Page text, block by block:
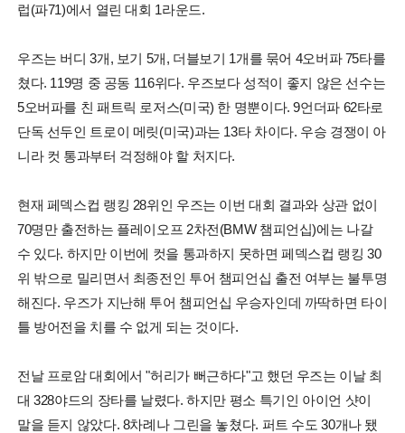
럽(파71)에서 열린 대회 1라운드.
우즈는 버디 3개, 보기 5개, 더블보기 1개를 묶어 4오버파 75타를
쳤다. 119명 중 공동 116위다. 우즈보다 성적이 좋지 않은 선수는
5오버파를 친 패트릭 로저스(미국) 한 명뿐이다. 9언더파 62타로
단독 선두인 트로이 메릿(미국)과는 13타 차이다. 우승 경쟁이 아
니라 컷 통과부터 걱정해야 할 처지다.
현재 페덱스컵 랭킹 28위인 우즈는 이번 대회 결과와 상관 없이
70명만 출전하는 플레이오프 2차전(BMW 챔피언십)에는 나갈
수 있다. 하지만 이번에 컷을 통과하지 못하면 페덱스컵 랭킹 30
위 밖으로 밀리면서 최종전인 투어 챔피언십 출전 여부는 불투명
해진다. 우즈가 지난해 투어 챔피언십 우승자인데 까딱하면 타이
틀 방어전을 치를 수 없게 되는 것이다.
전날 프로암 대회에서 "허리가 뻐근하다"고 했던 우즈는 이날 최
대 328야드의 장타를 날렸다. 하지만 평소 특기인 아이언 샷이
말을 듣지 않았다. 8차례나 그린을 놓쳤다. 퍼트 수도 30개나 됐